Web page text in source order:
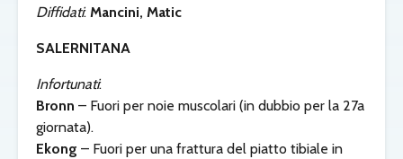
Diffidati: Mancini, Matic
SALERNITANA
Infortunati:
Bronn – Fuori per noie muscolari (in dubbio per la 27a
giornata).
Ekong – Fuori per una frattura del piatto tibiale in